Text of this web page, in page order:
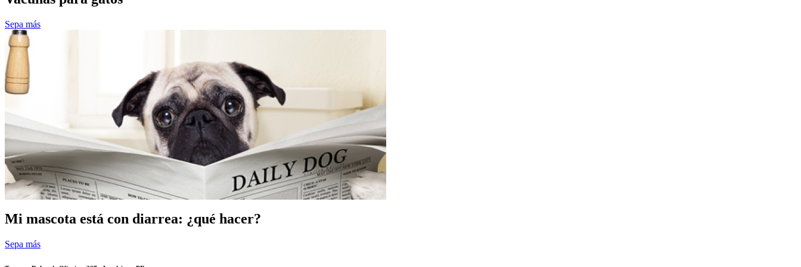
Sepa más
Mi mascota está con diarrea: ¿qué hacer?
Sepa más